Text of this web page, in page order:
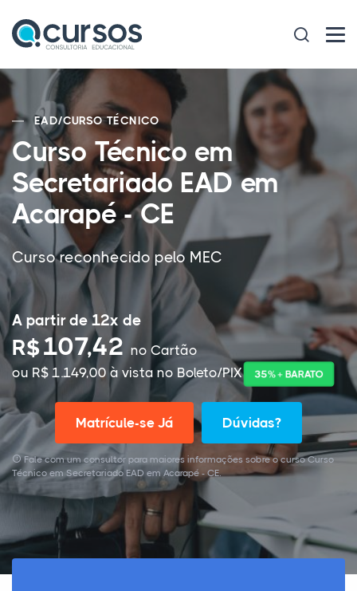
EAD/CURSO TÉCNICO
Curso Técnico em
Secretariado EAD em
Acarapé - CE
Curso reconhecido pelo MEC
A partir de 12x de
R$107,42no Cartão
ou R$ 1.149,00 à vista no Boleto/PIX
35% + BARATO
Matrícule-se Já Dúvidas?
Fale com um consultor para maiores informações sobre o curso Curso
Técnico em Secretariado EAD em Acarapé - CE.